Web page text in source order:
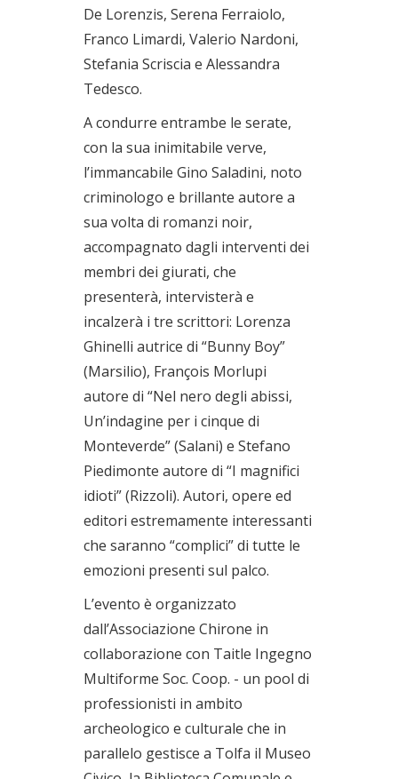
De Lorenzis, Serena Ferraiolo,
Franco Limardi, Valerio Nardoni,
Stefania Scriscia e Alessandra
Tedesco.
A condurre entrambe le serate,
con la sua inimitabile verve,
l’immancabile Gino Saladini, noto
criminologo e brillante autore a
sua volta di romanzi noir,
accompagnato dagli interventi dei
membri dei giurati, che
presenterà, intervisterà e
incalzerà i tre scrittori: Lorenza
Ghinelli autrice di “Bunny Boy”
(Marsilio), François Morlupi
autore di “Nel nero degli abissi,
Un’indagine per i cinque di
Monteverde” (Salani) e Stefano
Piedimonte autore di “I magnifici
idioti” (Rizzoli). Autori, opere ed
editori estremamente interessanti
che saranno “complici” di tutte le
emozioni presenti sul palco.
L’evento è organizzato
dall’Associazione Chirone in
collaborazione con Taitle Ingegno
Multiforme Soc. Coop. - un pool di
professionisti in ambito
archeologico e culturale che in
parallelo gestisce a Tolfa il Museo